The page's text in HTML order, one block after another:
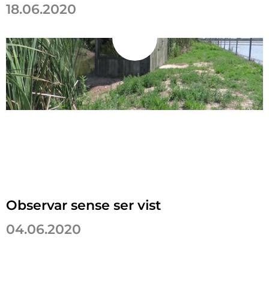
18.06.2020
Observar sense ser vist
04.06.2020